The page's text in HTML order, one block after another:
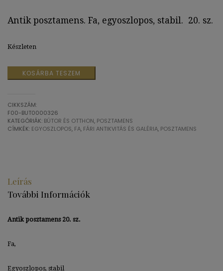
Antik posztamens. Fa, egyoszlopos, stabil. 20. sz.
Készleten
Antik
posztamens
mennyiség
KOSÁRBA TESZEM
CIKKSZÁM:
F00-BUT0000326
KATEGÓRIÁK: BÚTOR ÉS OTTHON, POSZTAMENS
CÍMKÉK: EGYOSZLOPOS, FA, FÁRI ANTIKVITÁS ÉS GALÉRIA, POSZTAMENS
Leírás
További Információk
Antik posztamens 20. sz.
Fa,
Egyoszlopos, stabil